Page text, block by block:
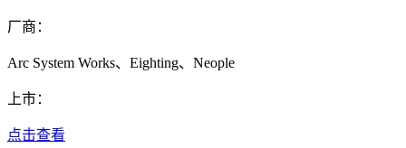
厂商：
Arc System Works、Eighting、Neople
上市：
点击查看